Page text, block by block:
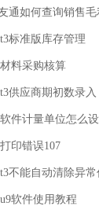
通如何查询销售毛
标准版库存管理
料采购核算
供应商期初数录入
件计量单位怎么
印错误107
不能自动清除异常
软件使用教程